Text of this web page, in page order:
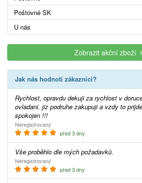
Poštovné SK
U nás
Zobrazit akční zboží
Jak nás hodnotí zákazníci?
Rychlost, opravdu dekuji za rychlost v doruceni dalkoveho
ovladani. jiz podruhe zakupuji a vzdy to
spokojen !!!
Neregistrovaný
před 3 dny
Vše proběhlo dle mých požadavků.
Neregistrovaný
před 3 dny